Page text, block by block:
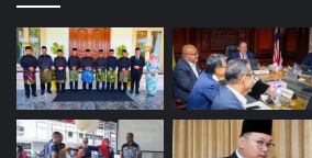
i
k
i
R
u
m
a
n
t
i
f